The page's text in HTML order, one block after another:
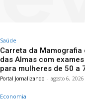
Saúde
Carreta da Mamografia
das Almas com
para mulheres de 50 a
Portal Jornalizando - agosto 6, 2026
Economia